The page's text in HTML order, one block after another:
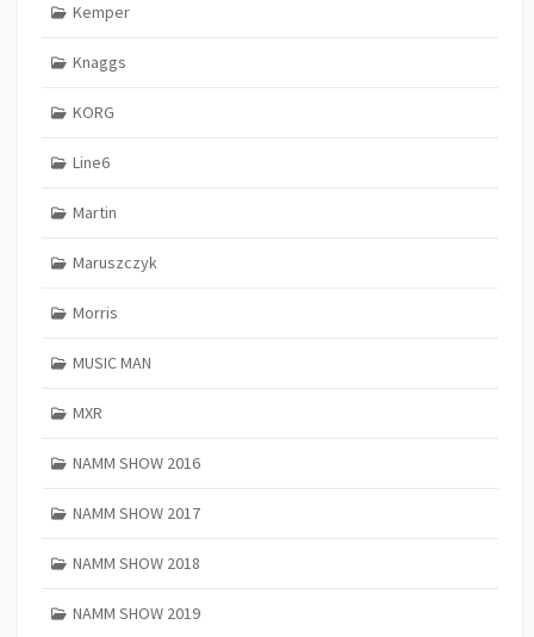
Kemper
Knaggs
KORG
Line6
Martin
Maruszczyk
Morris
MUSIC MAN
MXR
NAMM SHOW 2016
NAMM SHOW 2017
NAMM SHOW 2018
NAMM SHOW 2019